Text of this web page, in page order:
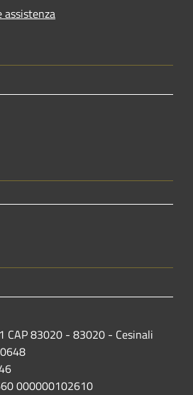
assistenza
CAP 83020 - 83020 - Cesinali
000000102610